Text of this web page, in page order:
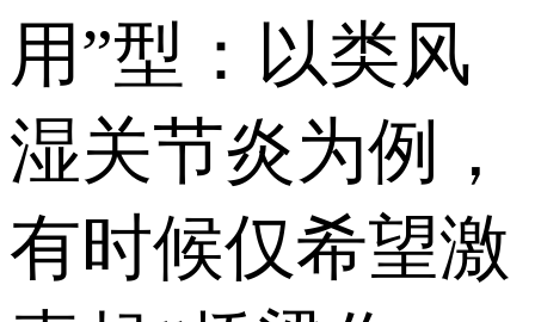
用”型：以类风
湿关节炎为例，
有时候仅希望激